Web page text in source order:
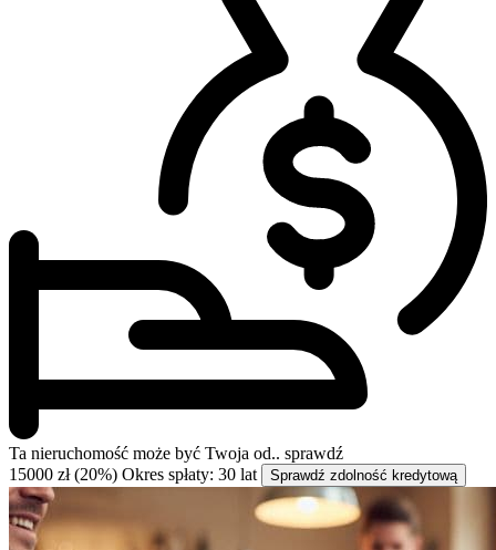
Ta nieruchomość może być Twoja od.. sprawdź
15000 zł (20%) Okres spłaty: 30 lat Sprawdź zdolność kredytową